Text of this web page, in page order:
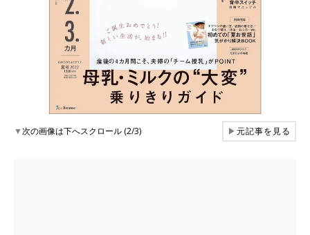
▼次の画像は下へスクロール (2/3) ▶元記事を見る